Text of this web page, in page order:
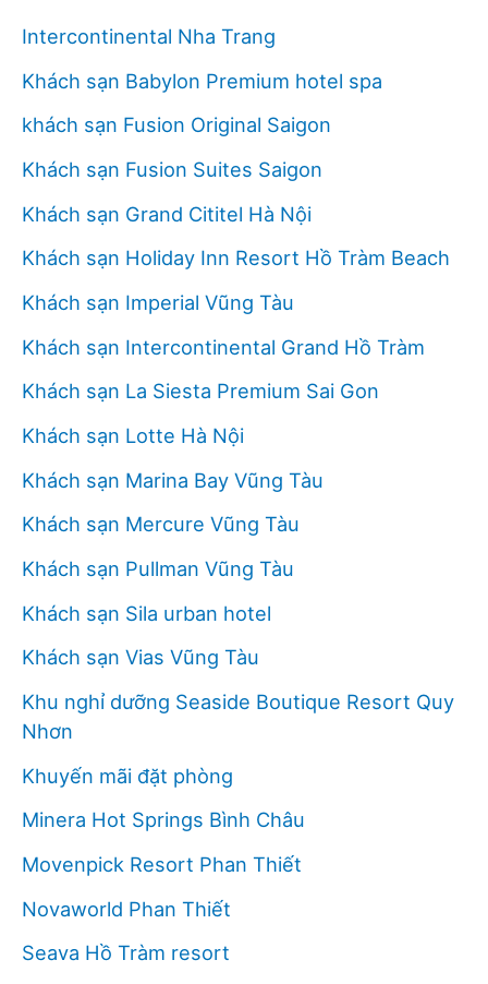
Intercontinental Nha Trang
Khách sạn Babylon Premium hotel spa
khách sạn Fusion Original Saigon
Khách sạn Fusion Suites Saigon
Khách sạn Grand Cititel Hà Nội
Khách sạn Holiday Inn Resort Hồ Tràm Beach
Khách sạn Imperial Vũng Tàu
Khách sạn Intercontinental Grand Hồ Tràm
Khách sạn La Siesta Premium Sai Gon
Khách sạn Lotte Hà Nội
Khách sạn Marina Bay Vũng Tàu
Khách sạn Mercure Vũng Tàu
Khách sạn Pullman Vũng Tàu
Khách sạn Sila urban hotel
Khách sạn Vias Vũng Tàu
Khu nghỉ dưỡng Seaside Boutique Resort Quy
Nhơn
Khuyến mãi đặt phòng
Minera Hot Springs Bình Châu
Movenpick Resort Phan Thiết
Novaworld Phan Thiết
Seava Hồ Tràm resort